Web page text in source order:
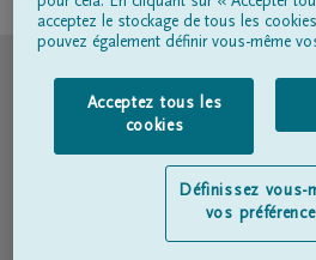
Conditions
Déclaration relative à
Déclaration
acceptez le stockage de tous les
pouvez également définir vous-même
Acceptez tous les
cookies
Définissez vous-
vos